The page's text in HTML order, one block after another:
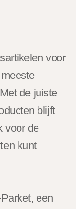
voor
de juiste
blijft
voor de
kunt
een